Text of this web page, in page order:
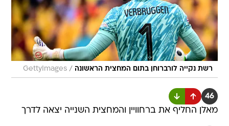
רשת נקייה לורברוחן בתום המחצית הראשונה /
GettyImages
46
מאלן החליף את ברחוויין והמחצית השנייה יצאה לדרך